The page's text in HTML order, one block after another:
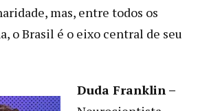
mas, entre todos os
o Brasil é o eixo central de seu
Duda Franklin –